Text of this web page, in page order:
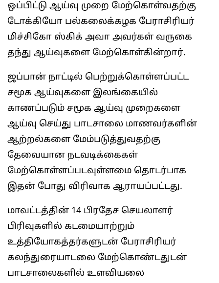
ஒப்பிட்டு ஆய்வு முறை மேற்கொள்வதற்கு
டோக்கியோ பல்கலைக்கழக பேராசிரியர்
மிச்சிகோ ஸ்கிக் அவா அவர்கள் வருகை
தந்து ஆய்வுகளை மேற்கொள்கின்றார்.
ஜப்பான் நாட்டில் பெற்றுக்கொள்ளப்பட்ட
சமூக ஆய்வுகளை இலங்கையில்
காணப்படும் சமூக ஆய்வு முறைகளை
ஆய்வு செய்து பாடசாலை மாணவர்களின்
ஆற்றல்களை மேம்படுத்துவதற்கு
தேவையான நடவடிக்கைகள்
மேற்கொள்ளப்படவுள்ளமை தொடர்பாக
இதன் போது விரிவாக ஆராயப்பட்டது.
மாவட்டத்தின் 14 பிரதேச செயலாளர்
பிரிவுகளில் கடமையாற்றும்
உத்தியோகத்தர்களுடன் பேராசிரியர்
கலந்துரையாடலை மேற்கொண்டதுடன்
பாடசாலைகளில் உளவியலை